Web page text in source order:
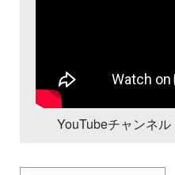
YouTubeチャンネ